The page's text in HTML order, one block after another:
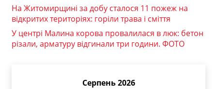
На Житомирщині за добу сталося 11 пожеж на
відкритих територіях: горіли трава і сміття
У центрі Малина корова провалилася в люк: бетон
різали, арматуру відгинали три години. ФОТО
Серпень 2026